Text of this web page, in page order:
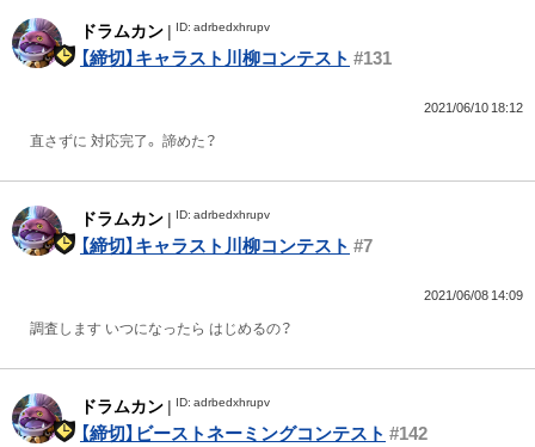
ドラムカン | ID: adrbedxhrupv
【締切】キャラスト川柳コンテスト #131
2021/06/10 18:12
直さずに 対応完了。 諦めた？
ドラムカン | ID: adrbedxhrupv
【締切】キャラスト川柳コンテスト #7
2021/06/08 14:09
調査します いつになったら はじめるの？
ドラムカン | ID: adrbedxhrupv
【締切】ビーストネーミングコンテスト #142